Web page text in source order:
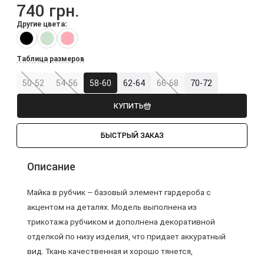
740 грн.
КУПИТЬ
БЫСТРЫЙ ЗАКАЗ
Другие цвета:
Таблица размеров
50-52 54-56 58-60 62-64 66-68 70-72
Описание
Майка в рубчик – базовый элемент гардероба с
акцентом на деталях. Модель выполнена из
трикотажа рубчиком и дополнена декоративной
отделкой по низу изделия, что придает аккуратный
вид. Ткань качественная и хорошо тянется,